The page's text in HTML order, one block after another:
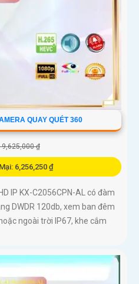
QUAY QUÉT 360
9,625,000 ₫
6,256,250 ₫
IP KX-C2056CPN-AL có đàm
DWDR 120db, xem ban đêm
ngoài trời IP67, khe cắm